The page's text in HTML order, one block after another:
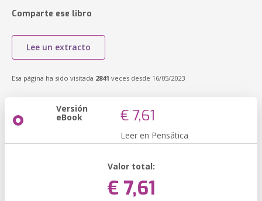
Comparte ese libro
Lee un extracto
Esa página ha sido visitada 2841 veces desde 16/05/2023
Versión
eBook € 7,61
Leer en Pensática
Valor total:
€ 7,61